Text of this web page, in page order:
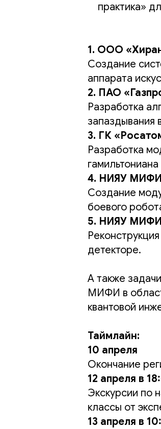
практика»
1. ООО
Создание
аппарата
2. ПАО
Разработка
запаздывания
3. ГК
Разработка
4. НИЯУ МИФИ
Создание
боевого
5. НИЯУ
детекторе.
А также
МИФИ в
квантовой
Таймлайн:
10 апреля
Окончание
12 апреля в
Экскурсии по
классы от
13 апреля в